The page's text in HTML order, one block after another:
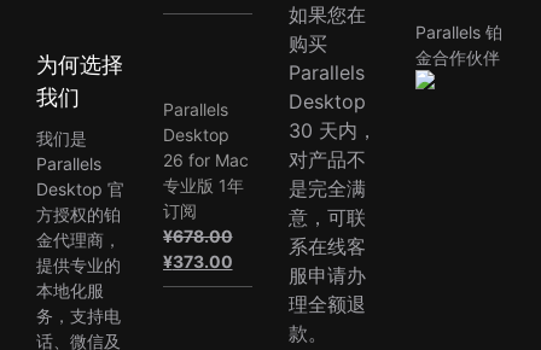
为何选择
我们
我们是
Parallels
Desktop 官
方授权的铂
金代理商，
提供专业的
本地化服
务，支持电
话、微信及
价
前
¥395.00。
Parallels
Desktop
26 for Mac
专业版 1年
订阅
¥678.00
原
价
¥373.00当
前
如果您在
购买
Parallels
Desktop
30 天内，
对产品不
是完全满
意，可联
系在线客
服申请办
理全额退
款。
Parallels 铂
金合作伙伴